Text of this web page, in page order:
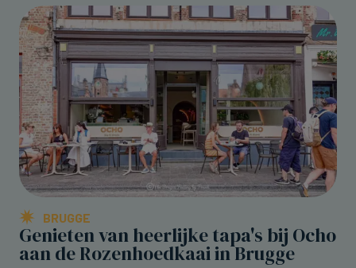
BRUGGE
Genieten van heerlijke tapa's bij Ocho
aan de Rozenhoedkaai in Brugge